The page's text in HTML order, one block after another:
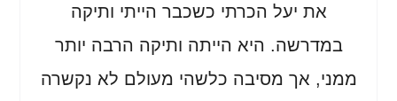
את יעל הכרתי כשכבר הייתי ותיקה
במדרשה. היא הייתה ותיקה הרבה יותר
ממני, אך מסיבה כלשהי מעולם לא נקשרה